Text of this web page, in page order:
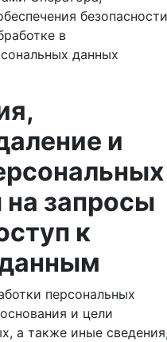
безопасности
в
данных
и
запросы
к
персональных
и цели
а также иные